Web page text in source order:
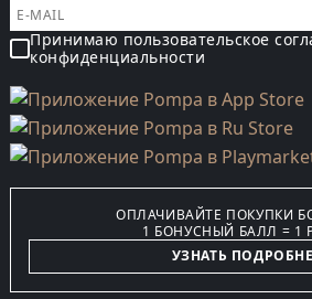
Принимаю пользовательское
конфиденциальности
ОПЛАЧИВАЙТЕ ПОКУПКИ
1 БОНУСНЫЙ БАЛЛ = 1
УЗНАТЬ